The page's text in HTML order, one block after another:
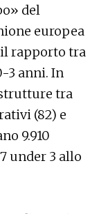
del
europea
rapporto tra
3 anni. In
tra
(82) e
9.910
under 3 allo